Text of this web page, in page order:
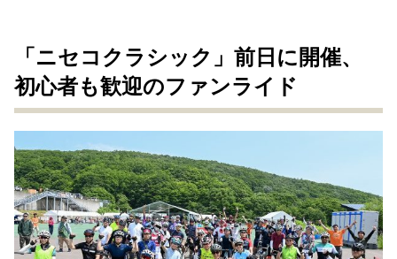
「ニセコクラシック」前日に開催、
初心者も歓迎のファンライド